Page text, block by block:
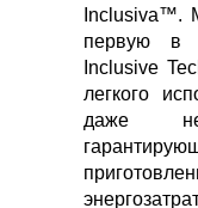
Inclusiva™.
первую в
Inclusive
легкого
даже